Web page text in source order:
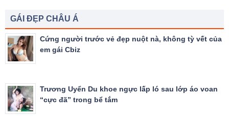
GÁI ĐẸP CHÂU Á
Cứng người trước vẻ đẹp nuột nà, không tỳ vết của
em gái Cbiz
Trương Uyển Du khoe ngực lấp ló sau lớp áo voan
“cực đã” trong bể tắm